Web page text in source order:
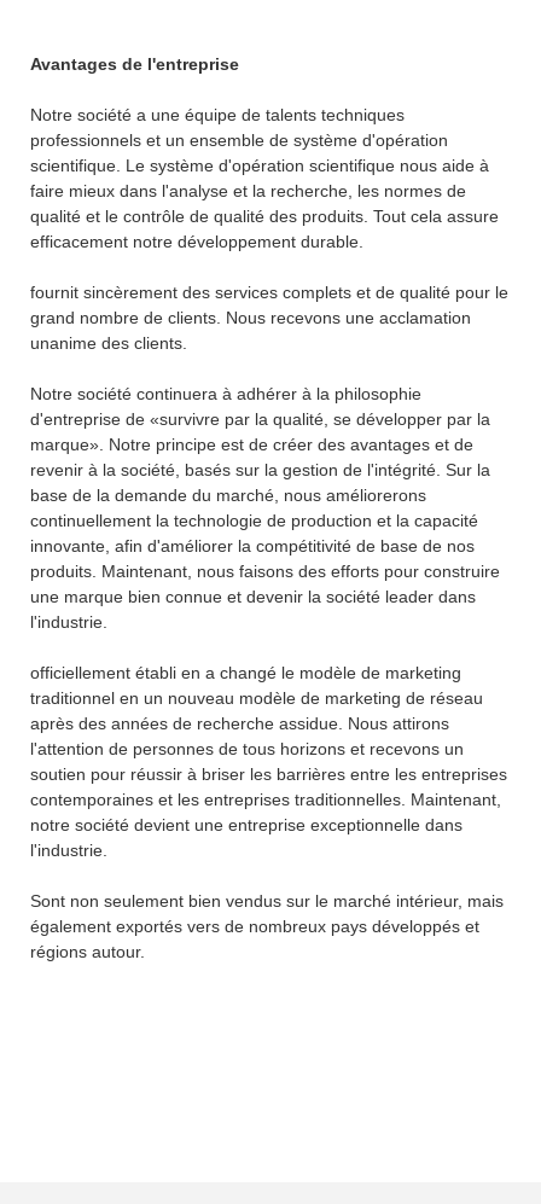
Avantages de l'entreprise
Notre société a une équipe de talents techniques
professionnels et un ensemble de système d'opération
scientifique. Le système d'opération scientifique nous aide à
faire mieux dans l'analyse et la recherche, les normes de
qualité et le contrôle de qualité des produits. Tout cela assure
efficacement notre développement durable.
fournit sincèrement des services complets et de qualité pour le
grand nombre de clients. Nous recevons une acclamation
unanime des clients.
Notre société continuera à adhérer à la philosophie
d'entreprise de «survivre par la qualité, se développer par la
marque». Notre principe est de créer des avantages et de
revenir à la société, basés sur la gestion de l'intégrité. Sur la
base de la demande du marché, nous améliorerons
continuellement la technologie de production et la capacité
innovante, afin d'améliorer la compétitivité de base de nos
produits. Maintenant, nous faisons des efforts pour construire
une marque bien connue et devenir la société leader dans
l'industrie.
officiellement établi en a changé le modèle de marketing
traditionnel en un nouveau modèle de marketing de réseau
après des années de recherche assidue. Nous attirons
l'attention de personnes de tous horizons et recevons un
soutien pour réussir à briser les barrières entre les entreprises
contemporaines et les entreprises traditionnelles. Maintenant,
notre société devient une entreprise exceptionnelle dans
l'industrie.
Sont non seulement bien vendus sur le marché intérieur, mais
également exportés vers de nombreux pays développés et
régions autour.